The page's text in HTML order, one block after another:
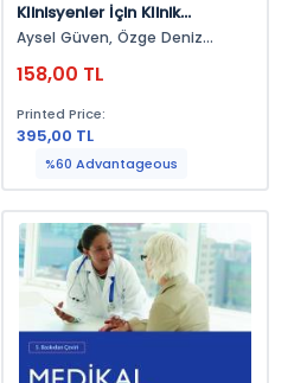
Klinisyenler İçin Klinik
Biyokimya Sözlüğü
Aysel Güven, Özge Deniz
158,00 TL
Printed Price:
395,00 TL
%60 Advantageous